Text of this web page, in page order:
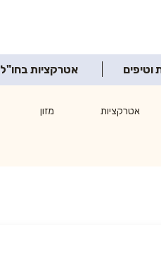
וטיפים אטרקציות בחו"ל
אטרקציות
מזון